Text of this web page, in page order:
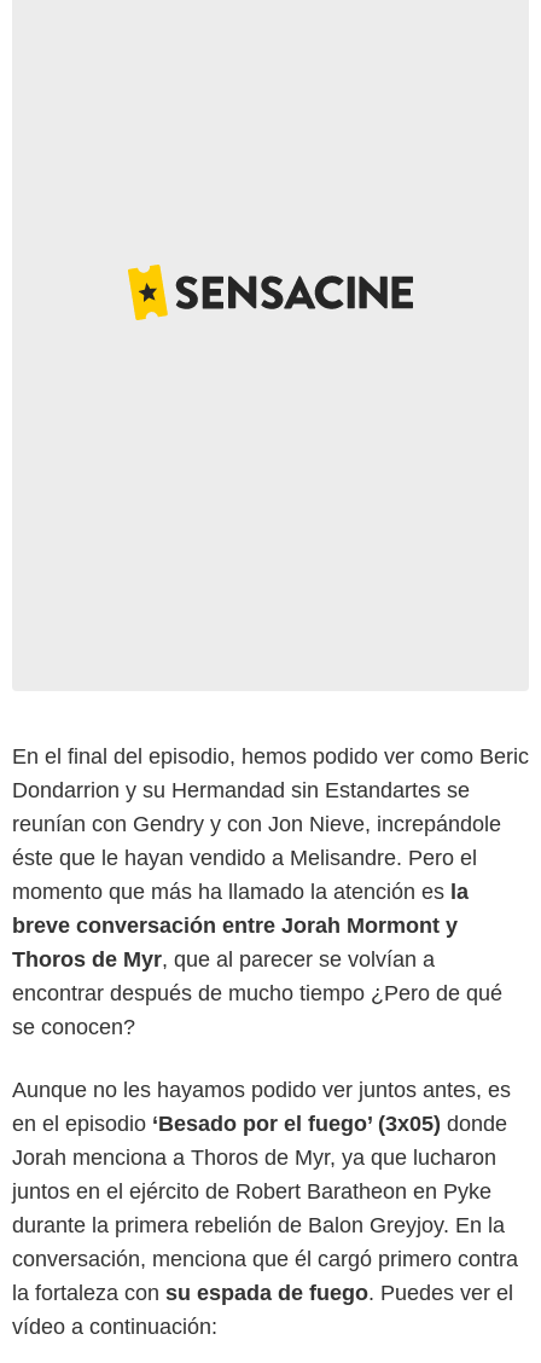
En el final del episodio, hemos podido ver como Beric
Dondarrion y su Hermandad sin Estandartes se
reunían con Gendry y con Jon Nieve, increpándole
éste que le hayan vendido a Melisandre. Pero el
momento que más ha llamado la atención es la
breve conversación entre Jorah Mormont y
Thoros de Myr, que al parecer se volvían a
encontrar después de mucho tiempo ¿Pero de qué
se conocen?
Aunque no les hayamos podido ver juntos antes, es
en el episodio ‘Besado por el fuego’ (3x05) donde
Jorah menciona a Thoros de Myr, ya que lucharon
juntos en el ejército de Robert Baratheon en Pyke
durante la primera rebelión de Balon Greyjoy. En la
conversación, menciona que él cargó primero contra
la fortaleza con su espada de fuego. Puedes ver el
vídeo a continuación: